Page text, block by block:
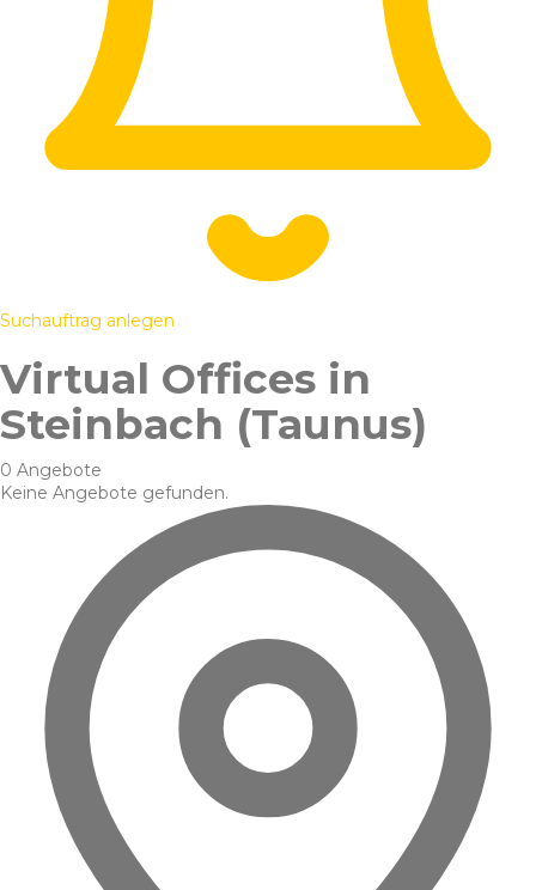
Suchauftrag anlegen
Virtual Offices in
Steinbach (Taunus)
0 Angebote
Keine Angebote gefunden.